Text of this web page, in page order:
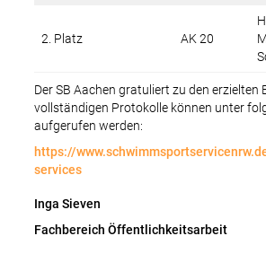
2. Platz AK 20
Der SB Aachen gratuliert zu den erzielten
vollständigen Protokolle können unter
aufgerufen werden:
https://
services
Inga Sieven
Fachbereich Öffentlichkeitsarbeit